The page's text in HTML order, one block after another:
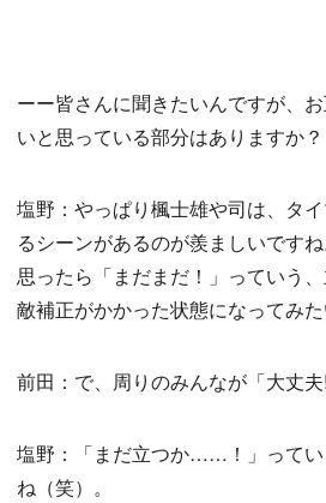
ーー皆さんに聞きたいんですが、
いと思っている部分はありますか？
塩野：やっぱり楓士雄や司は、タ
るシーンがあるのが羨ましいです
思ったら「まだまだ！」っていう
敵補正がかかった状態になってみた
前田：で、周りのみんなが「大丈夫
塩野：「まだ立つか……！」ってい
ね（笑）。